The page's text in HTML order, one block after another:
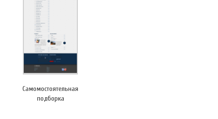
Самомостоятельная
подборка